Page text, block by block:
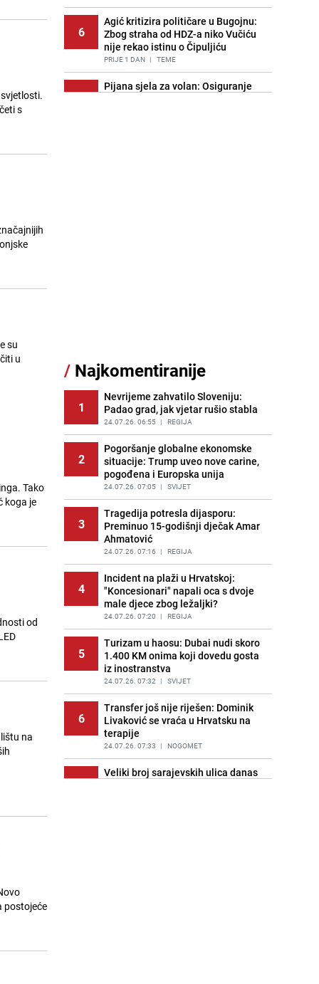
s
su
u
Tako
koga je
od
na
postojeće
6
Agić kritizira političare u Bugojnu:
Zbog straha od HDZ-a niko Vučiću
nije rekao istinu o Čipuljiću
PRIJE 1 DAN | TEME
7
Pijana sjela za volan: Osiguranje
jednostavan desert bez imalo muke
12
Pojavili su vam se mravi u kući? Bez
brige, ovo su najbolji načini da ih se
riješite
PRIJE 2 DANA | ŽIVOT I STIL
Kako izgleda travnjak stadiona
Koševo nakon tri koncerta Dine
Merlina
PRIJE 2 DANA | FOTO
Tajna savršenog makedonskog
ajvara: Stari recept za kremast i
bogat okus
PRIJE 1 DAN | RECEPTI
Dr. Erma Ramić-Kunić održala
lekciju notornom Miloradu Dodiku:
"Pokazujete silno neznanje"
PRIJE OKO 8H | TEME
/ Najkomentiranije
1
Nevrijeme zahvatilo Sloveniju:
Padao grad, jak vjetar rušio stabla
24.07.26. 06:55 | REGIJA
2
Pogoršanje globalne ekonomske
situacije: Trump uveo nove carine,
pogođena i Europska unija
24.07.26. 07:05 | SVIJET
3
Tragedija potresla dijasporu:
Preminuo 15-godišnji dječak Amar
Ahmatović
24.07.26. 07:16 | REGIJA
4
Incident na plaži u Hrvatskoj:
"Koncesionari" napali oca s dvoje
male djece zbog ležaljki?
24.07.26. 07:20 | REGIJA
5
Turizam u haosu: Dubai nudi skoro
1.400 KM onima koji dovedu gosta
iz inostranstva
24.07.26. 07:32 | SVIJET
6
Transfer još nije riješen: Dominik
Livaković se vraća u Hrvatsku na
terapije
24.07.26. 07:33 | NOGOMET
7
Veliki broj sarajevskih ulica danas